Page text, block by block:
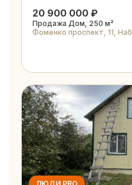
20 900 000 ₽
Продажа Дом, 250 м²
Фоменко проспект, 11,